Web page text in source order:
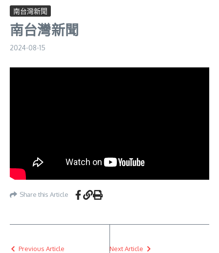
南台灣新聞
南台灣新聞
2024-08-15
Share this Article
Previous Article Next Article